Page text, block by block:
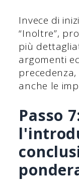
Invece di
“Inoltre”,
più
argomenti
anche le
Passo